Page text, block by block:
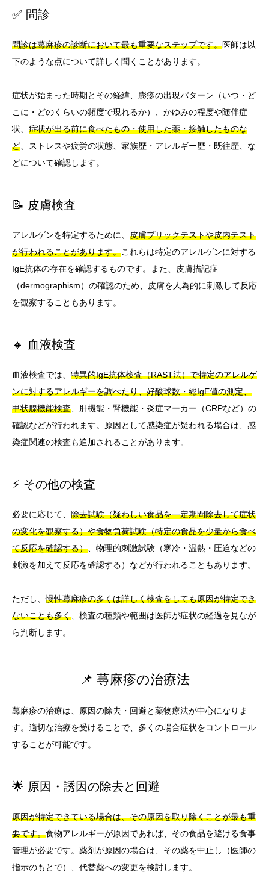
✅ 問診
問診は蕁麻疹の診断において最も重要なステップです。医師は以
下のような点について詳しく聞くことがあります。
症状が始まった時期とその経緯、膨疹の出現パターン（いつ・ど
こに・どのくらいの頻度で現れるか）、かゆみの程度や随伴症
状、 症状が出る前に食べたもの・使用した薬・接触したものな
ど 、ストレスや疲労の状態、家族歴・アレルギー歴・既往歴、な
どについて確認します。
📝 皮膚検査
アレルゲンを特定するために、 皮膚プリックテストや皮内テスト
が行われることがあります。これらは特定のアレルゲンに対する
IgE抗体の存在を確認するものです。また、皮膚描記症
（dermographism）の確認のため、皮膚を人為的に刺激して反応
を観察することもあります。
🔸 血液検査
血液検査では、 特異的IgE抗体検査（RAST法）で特定のアレルゲ
ンに対するアレルギーを調べたり、好酸球数・総IgE値の測定、
甲状腺機能検査 、肝機能・腎機能・炎症マーカー（CRPなど）の
確認などが行われます。原因として感染症が疑われる場合は、感
染症関連の検査も追加されることがあります。
⚡ その他の検査
必要に応じて、 除去試験（疑わしい食品を一定期間除去して症状
の変化を観察する）や食物負荷試験（特定の食品を少量から食べ
て反応を確認する） 、物理的刺激試験（寒冷・温熱・圧迫などの
刺激を加えて反応を確認する）などが行われることもあります。
ただし、慢性蕁麻疹の多くは詳しく検査をしても原因が特定でき
ないことも多く 、検査の種類や範囲は医師が症状の経過を見なが
ら判断します。
📌 蕁麻疹の治療法
蕁麻疹の治療は、原因の除去・回避と薬物療法が中心になりま
す。適切な治療を受けることで、多くの場合症状をコントロール
することが可能です。
🌟 原因・誘因の除去と回避
原因が特定できている場合は、その原因を取り除くことが最も重
要です。食物アレルギーが原因であれば、その食品を避ける食事
管理が必要です。薬剤が原因の場合は、その薬を中止し（医師の
指示のもとで）、代替薬への変更を検討します。